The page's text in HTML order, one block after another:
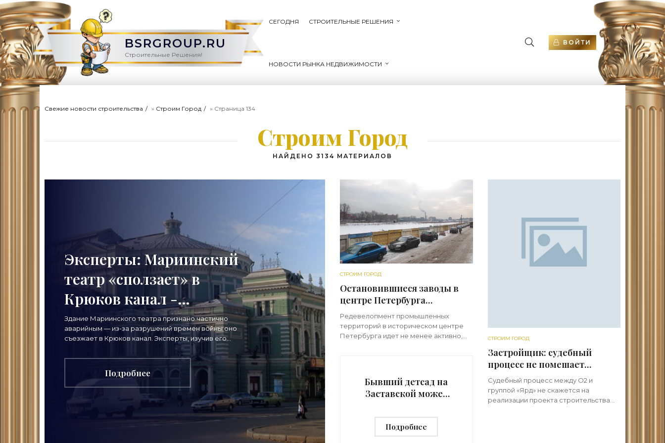
BSRGROUP.RU
Строительные Решения!
СЕГОДНЯ СТРОИТЕЛЬНЫЕ РЕШЕНИЯ
НОВОСТИ РЫНКА НЕДВИЖИМОСТИ
ВОЙТИ
Свежие новости строительства » Строим Город » Страница 134
Строим Город
НАЙДЕНО 3134 МАТЕРИАЛОВ
Эксперты: Мариинский
театр «сползает» в
Крюков канал -
«Свежие новости
строительства»
Здание Мариинского театра признано частично
аварийным — из-за разрушений времен войны оно
съезжает в Крюков канал. Эксперты, изучив его
состояние, потребовали скорейшего ремонта.
Подробнее
СТРОИМ ГОРОД
Остановившиеся заводы в
центре Петербурга
постепенно застраивают
жильем - «Свежие новости
строительства»
Редевелопмент промышленных
территорий в историческом центре
Петербурга идет не менее активно,
СТРОИМ ГОРОД
Застройщик: судебный
процесс не помешает
построить дом на
Херсонской - «Свежие
новости строительства»
Судебный процесс между O2 и
группой «Ярд» не скажется на
реализации проекта строительства
Бывший детсад на
Заставской может
апартаментами -
«Свежие новости
Подробнее